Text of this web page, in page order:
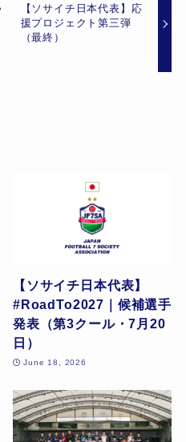
【ソサイチ日本代表】応
援プロジェクト第三弾
（最終）
【ソサイチ日本代表】
#RoadTo2027｜候補選手
発表（第3クール・7月20
日）
June 18, 2026